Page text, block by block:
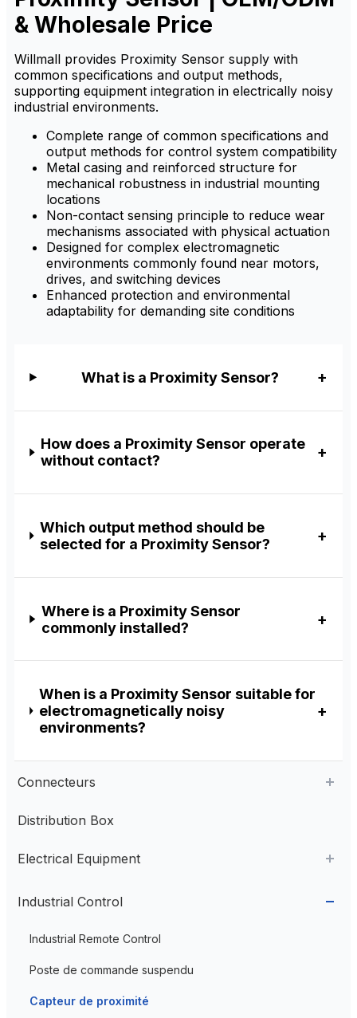
contrôleurs programmables
PLC, des micro-ordinateurs à
électroniques, des relais à
semi-conducteurs, des petits
relais et d'autres produits.
& Wholesale Price
Willmall provides Proximity Sensor supply with
common specifications and output methods,
supporting equipment integration in electrically noisy
industrial environments.
Complete range of common specifications and
output methods for control system compatibility
Metal casing and reinforced structure for
mechanical robustness in industrial mounting
locations
Non-contact sensing principle to reduce wear
mechanisms associated with physical actuation
Designed for complex electromagnetic
environments commonly found near motors,
drives, and switching devices
Enhanced protection and environmental
adaptability for demanding site conditions
What is a Proximity Sensor?
How does a Proximity Sensor operate
without contact?
Which output method should be
selected for a Proximity Sensor?
Where is a Proximity Sensor
commonly installed?
When is a Proximity Sensor suitable for
electromagnetically noisy
environments?
Connecteurs
Aviation Connector
Plastic Aviation Connector
Cable Glands
Distribution Box
Electrical Equipment
AC Contactor
Current Transformer
High Voltage Current Transformer
Low Voltage Current Transformer
Transformer
Industrial Control
Industrial Remote Control
Poste de commande suspendu
Capteur de proximité